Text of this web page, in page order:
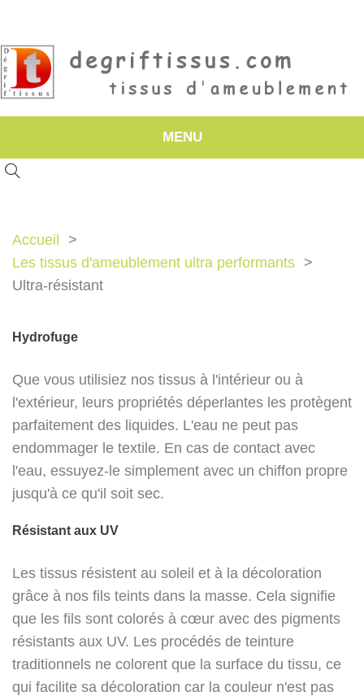
MENU
Accueil
Les tissus d'ameublement ultra performants
Ultra-résistant
Hydrofuge
Que vous utilisiez nos tissus à l'intérieur ou à
l'extérieur, leurs propriétés déperlantes les protègent
parfaitement des liquides. L'eau ne peut pas
endommager le textile. En cas de contact avec
l'eau, essuyez-le simplement avec un chiffon propre
jusqu'à ce qu'il soit sec.
Résistant aux UV
Les tissus résistent au soleil et à la décoloration
grâce à nos fils teints dans la masse. Cela signifie
que les fils sont colorés à cœur avec des pigments
résistants aux UV. Les procédés de teinture
traditionnels ne colorent que la surface du tissu, ce
qui facilite sa décoloration car la couleur n'est pas